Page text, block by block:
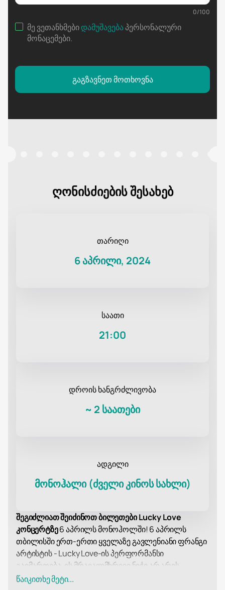
0/100
მე ვეთანხმებიდამუშავებაპერსონალური
მონაცემები.
გაგზავნეთ მოთხოვნა
ღონისძიების შესახებ
თარიღი
6 აპრილი, 2024
საათი
21:00
დროის ხანგრძლივობა
~ 2 საათები
ადგილი
მონოჰალი (ძველი კინოს სახლი)
შეგიძლიათ შეიძინოთ ბილეთები Lucky Love
კონცერტზე6 აპრილს მონოჰოლში! 6 აპრილს
თბილისში ერთ-ერთი ყველაზე გავლენიანი ფრანგი
არტისტის - Lucky Love-ის პერფორმანსი
გაიმართება. ეს მრავალმხრივი ნიჭი არ არის
მხოლოდ მომღერალი, არამედ მსახიობი,
წაიკითხე მეტი...